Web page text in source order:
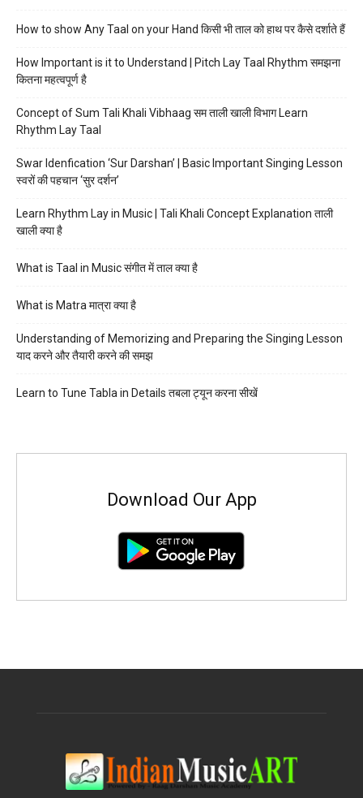
How to show Any Taal on your Hand किसी भी ताल को हाथ पर कैसे दर्शाते हैं
How Important is it to Understand | Pitch Lay Taal Rhythm समझना
कितना महत्वपूर्ण है
Concept of Sum Tali Khali Vibhaag सम ताली खाली विभाग Learn
Rhythm Lay Taal
Swar Idenfication ‘Sur Darshan’ | Basic Important Singing Lesson
स्वरों की पहचान ‘सुर दर्शन’
Learn Rhythm Lay in Music | Tali Khali Concept Explanation ताली
खाली क्या है
What is Taal in Music संगीत में ताल क्या है
What is Matra मात्रा क्या है
Understanding of Memorizing and Preparing the Singing Lesson
याद करने और तैयारी करने की समझ
Learn to Tune Tabla in Details तबला ट्यून करना सीखें
Download Our App